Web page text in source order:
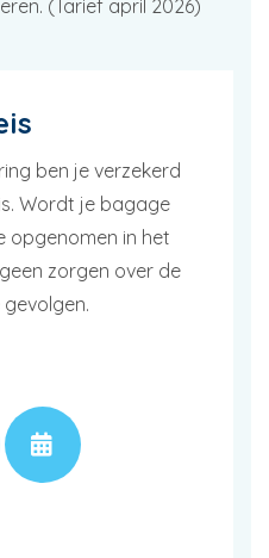
(Tarief april 2026)
ben je verzekerd
Wordt je bagage
opgenomen in het
zorgen over de
PRIJS